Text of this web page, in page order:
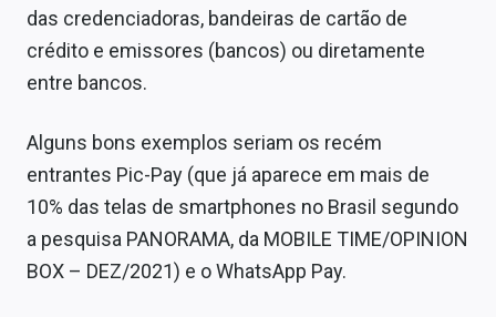
das credenciadoras, bandeiras de cartão de
crédito e emissores (bancos) ou diretamente
entre bancos.
Alguns bons exemplos seriam os recém
entrantes Pic-Pay (que já aparece em mais de
10% das telas de smartphones no Brasil segundo
a pesquisa PANORAMA, da MOBILE TIME/OPINION
BOX – DEZ/2021) e o WhatsApp Pay.